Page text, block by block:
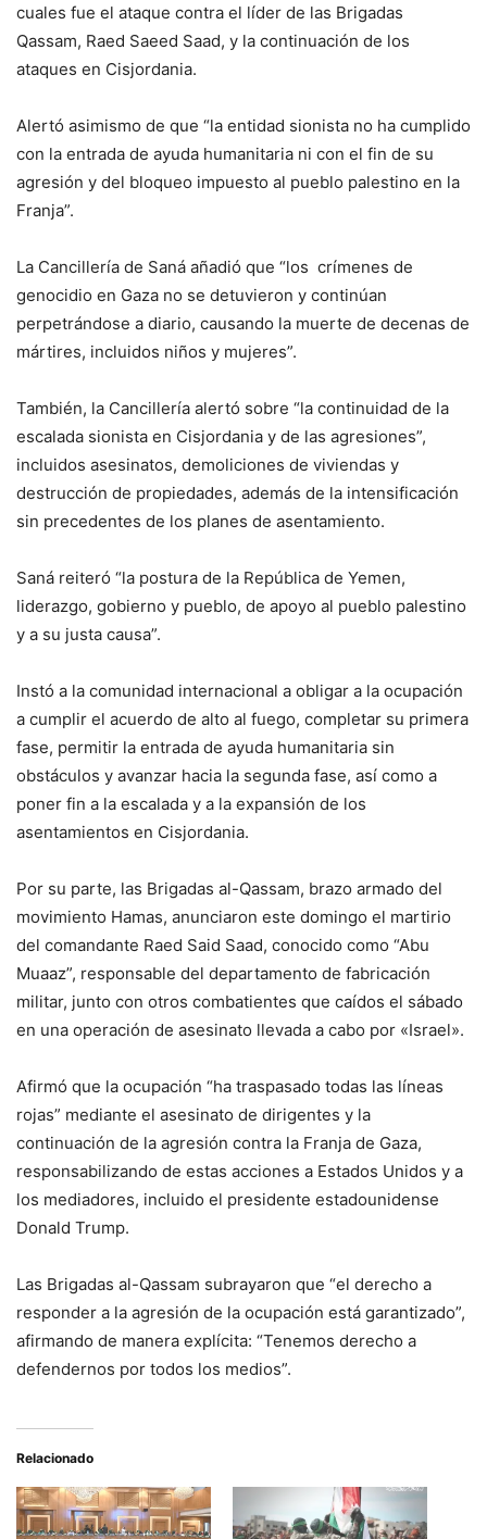
cuales fue el ataque contra el líder de las Brigadas
Qassam, Raed Saeed Saad, y la continuación de los
ataques en Cisjordania.
Alertó asimismo de que “la entidad sionista no ha cumplido
con la entrada de ayuda humanitaria ni con el fin de su
agresión y del bloqueo impuesto al pueblo palestino en la
Franja”.
La Cancillería de Saná añadió que “los crímenes de
genocidio en Gaza no se detuvieron y continúan
perpetrándose a diario, causando la muerte de decenas de
mártires, incluidos niños y mujeres”.
También, la Cancillería alertó sobre “la continuidad de la
escalada sionista en Cisjordania y de las agresiones”,
incluidos asesinatos, demoliciones de viviendas y
destrucción de propiedades, además de la intensificación
sin precedentes de los planes de asentamiento.
Saná reiteró “la postura de la República de Yemen,
liderazgo, gobierno y pueblo, de apoyo al pueblo palestino
y a su justa causa”.
Instó a la comunidad internacional a obligar a la ocupación
a cumplir el acuerdo de alto al fuego, completar su primera
fase, permitir la entrada de ayuda humanitaria sin
obstáculos y avanzar hacia la segunda fase, así como a
poner fin a la escalada y a la expansión de los
asentamientos en Cisjordania.
Por su parte, las Brigadas al-Qassam, brazo armado del
movimiento Hamas, anunciaron este domingo el martirio
del comandante Raed Said Saad, conocido como “Abu
Muaaz”, responsable del departamento de fabricación
militar, junto con otros combatientes que caídos el sábado
en una operación de asesinato llevada a cabo por «Israel».
Afirmó que la ocupación “ha traspasado todas las líneas
rojas” mediante el asesinato de dirigentes y la
continuación de la agresión contra la Franja de Gaza,
responsabilizando de estas acciones a Estados Unidos y a
los mediadores, incluido el presidente estadounidense
Donald Trump.
Las Brigadas al-Qassam subrayaron que “el derecho a
responder a la agresión de la ocupación está garantizado”,
afirmando de manera explícita: “Tenemos derecho a
defendernos por todos los medios”.
Relacionado